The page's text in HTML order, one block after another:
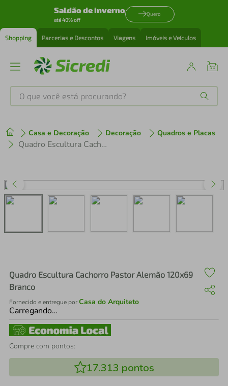
Saldão de inverno
até 40% off
Quero
Shopping Parcerias e Descontos Viagens Imóveis e Veículos
O que você está procurando?
Casa e Decoração Decoração Quadros e Placas
Quadro Escultura Cachorro Pastor Alemão 120x69 Branco
Quadro Escultura Cachorro Pastor Alemão 120x69
Branco
Fornecido e entregue porCasa do Arquiteto
Carregando…
Compre com pontos:
17.313 pontos
1º tenis
perfume